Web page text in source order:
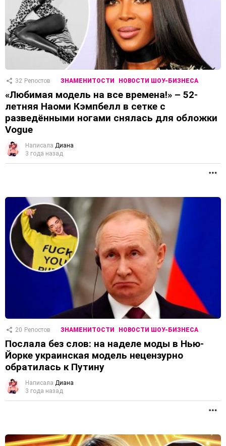
32 Репостов ЗНАМЕНИТОСТИ НОВОСТИ ШОУ-БИЗНЕСА
«Любимая модель на все времена!» – 52-
летняя Наоми Кэмпбелл в сетке с
разведёнными ногами снялась для обложки
Vogue
Написала Диана
3 года назад
20 Репостов ЗНАМЕНИТОСТИ НОВОСТИ ШОУ-БИЗНЕСА
Послала без слов: на наделе моды в Нью-
Йорке украинская модель нецензурно
обратилась к Путину
Написала Диана
3 года назад